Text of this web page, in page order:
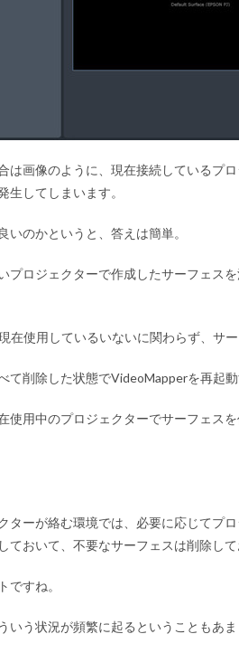
は画像のように、現在接続しているプ
生してしまいます。
いのかというと、答えは簡単。
プロジェクターで作成したサーフェスを
在使用しているいないに関わらず、サ
て削除した状態でVideoMapperを再起
使用中のプロジェクターでサーフェス
ターが絡む環境では、必要に応じてプ
ておいて、不要なサーフェスは削除して
ですね。
いう状況が頻繁に起るということもあ